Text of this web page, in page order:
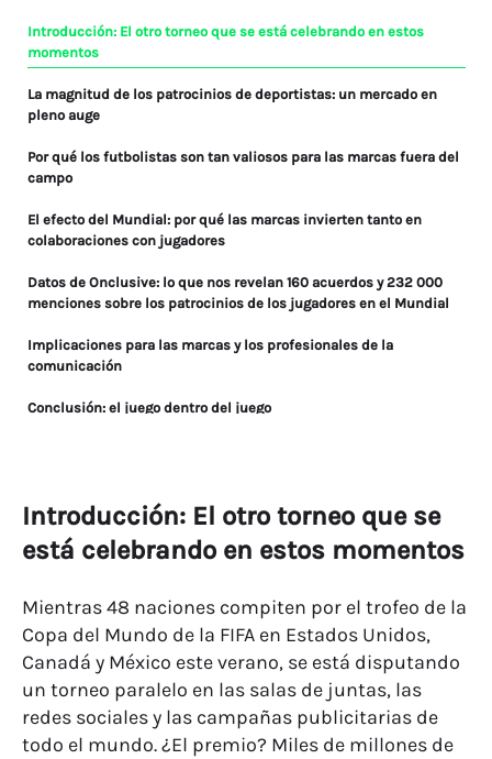
Introducción: El otro torneo que se está celebrando en estos
momentos
La magnitud de los patrocinios de deportistas: un mercado en
pleno auge
Por qué los futbolistas son tan valiosos para las marcas fuera del
campo
El efecto del Mundial: por qué las marcas invierten tanto en
colaboraciones con jugadores
Datos de Onclusive: lo que nos revelan 160 acuerdos y 232 000
menciones sobre los patrocinios de los jugadores en el Mundial
Implicaciones para las marcas y los profesionales de la
comunicación
Conclusión: el juego dentro del juego
Introducción: El otro torneo que se
está celebrando en estos momentos
Mientras 48 naciones compiten por el trofeo de la
Copa del Mundo de la FIFA en Estados Unidos,
Canadá y México este verano, se está disputando
un torneo paralelo en las salas de juntas, las
redes sociales y las campañas publicitarias de
todo el mundo. ¿El premio? Miles de millones de